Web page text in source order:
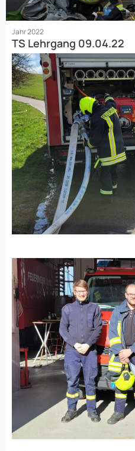
Jahr 2022
TS Lehrgang 09.04.22